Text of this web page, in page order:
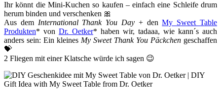
Ihr könnt die Mini-Kuchen so kaufen – einfach eine Schleife drum
herum binden und verschenken 🎀
Aus demInternational Thank You Day + denMy Sweet Table
Produkten* von Dr. Oetker* haben wir, tadaaa, wie kann´s auch
anders sein: Ein kleines My Sweet Thank You Päckchen geschaffen
💝
2 Fliegen mit einer Klatsche würde ich sagen 😉